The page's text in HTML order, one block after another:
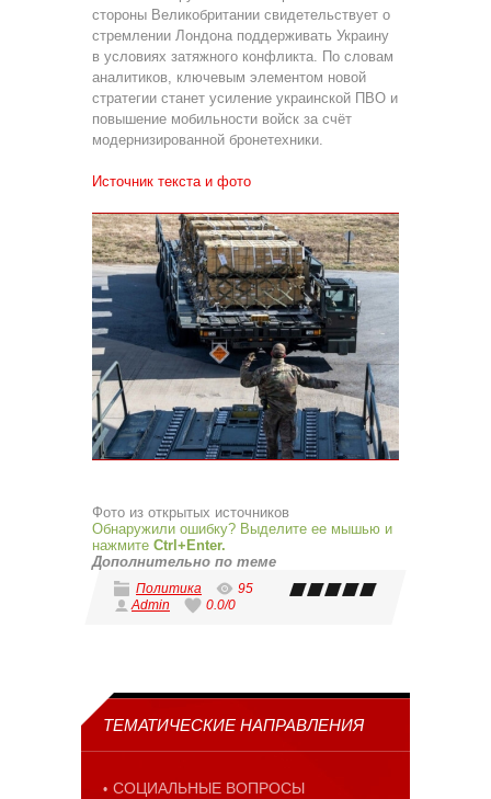
стороны Великобритании свидетельствует о
стремлении Лондона поддерживать Украину
в условиях затяжного конфликта. По словам
аналитиков, ключевым элементом новой
стратегии станет усиление украинской ПВО и
повышение мобильности войск за счёт
модернизированной бронетехники.
Источник текста и фото
Фото из открытых источников
Обнаружили ошибку? Выделите ее мышью и
нажмите Ctrl+Enter.
Дополнительно по теме
Политика
95
Admin
0.0/0
ТЕМАТИЧЕСКИЕ НАПРАВЛЕНИЯ
СОЦИАЛЬНЫЕ ВОПРОСЫ